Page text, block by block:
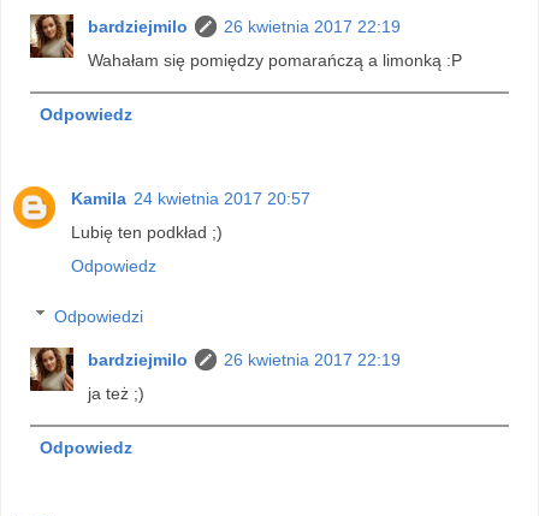
bardziejmilo
26 kwietnia 2017 22:19
Wahałam się pomiędzy pomarańczą a limonką :P
Odpowiedz
Kamila 24 kwietnia 2017 20:57
Lubię ten podkład ;)
Odpowiedz
Odpowiedzi
bardziejmilo
26 kwietnia 2017 22:19
ja też ;)
Odpowiedz